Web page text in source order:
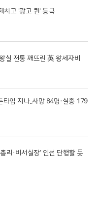
치고 '광고 퀸' 등극
실 전통 깨뜨린 英 왕세자비
타임 지나..사망 84명·실종 179
리·비서실장' 인선 단행할 듯